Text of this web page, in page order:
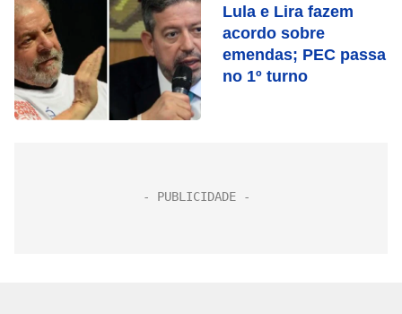
Lula e Lira fazem
acordo sobre
emendas; PEC passa
no 1º turno